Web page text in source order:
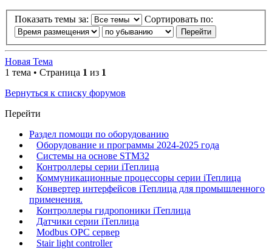
Показать темы за: Сортировать по:
Новая Тема
1 тема • Страница 1 из 1
Вернуться к списку форумов
Перейти
Раздел помощи по оборудованию
Оборудование и программы 2024-2025 года
Системы на основе STM32
Контроллеры серии iТеплица
Коммуникационные процессоры серии iТеплица
Конвертер интерфейсов iТеплица для промышленного
применения.
Контроллеры гидропоники iТеплица
Датчики серии iТеплица
Modbus OPC сервер
Stair light controller